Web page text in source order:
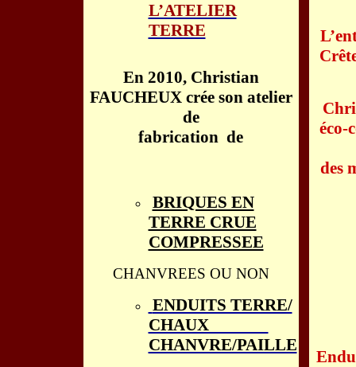
L’ATELIER
TERRE
En 2010, Christian
FAUCHEUX crée son atelier
de
fabrication de
BRIQUES EN
TERRE CRUE
COMPRESSEE
CHANVREES OU NON
ENDUITS TERRE/
CHAUX
CHANVRE/PAILLE
éco-
des